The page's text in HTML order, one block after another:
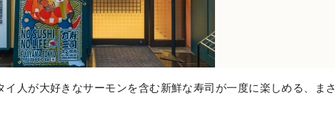
人が大好きなサーモンを含む新鮮な寿司が一度に楽しめる、まさ